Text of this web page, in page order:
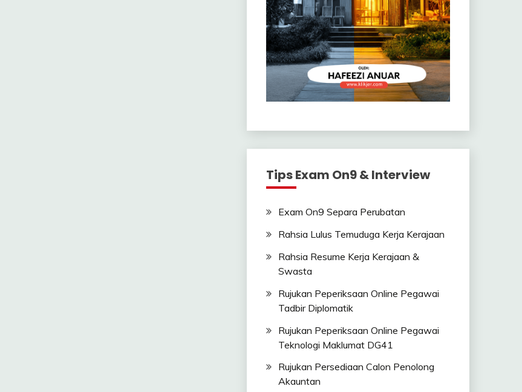
Tips Exam On9 & Interview
Exam On9 Separa Perubatan
Rahsia Lulus Temuduga Kerja Kerajaan
Rahsia Resume Kerja Kerajaan &
Swasta
Rujukan Peperiksaan Online Pegawai
Tadbir Diplomatik
Rujukan Peperiksaan Online Pegawai
Teknologi Maklumat DG41
Rujukan Persediaan Calon Penolong
Akauntan